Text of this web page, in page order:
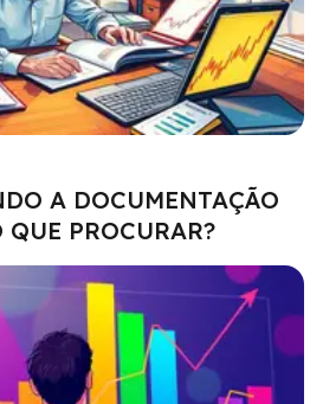
A DOCUMENTAÇÃO
PROCURAR?